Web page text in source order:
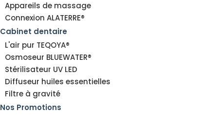
Appareils de massage
Connexion ALATERRE®
Cabinet dentaire
L'air pur TEQOYA®
Osmoseur BLUEWATER®
Stérilisateur UV LED
Diffuseur huiles essentielles
Filtre à gravité
Nos Promotions